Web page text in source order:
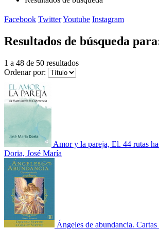
Facebook TwitterYoutube Instagram
Resultados de búsqueda
1 a 48 de 50 resultados
Ordenar por:
Amor y la pareja, El. 44 rutas
Doria, José María
Ángeles de abundancia.